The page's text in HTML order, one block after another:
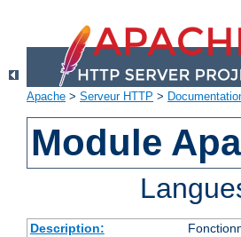
Apache > Serveur HTTP >
Module
Description: